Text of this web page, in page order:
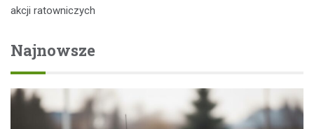
akcji ratowniczych
Najnowsze